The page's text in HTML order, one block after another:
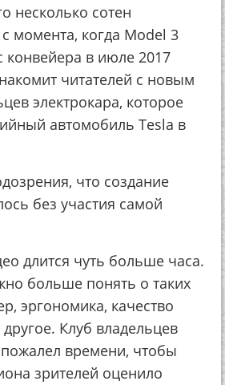
несколько сотен
момента, когда Model 3
в июле 2017
читателей с новым
электрокара, которое
автомобиль Tesla в
что создание
без участия самой
длится чуть больше часа.
больше понять о таких
эргономика, качество
Клуб владельцев
времени, чтобы
зрителей оценило